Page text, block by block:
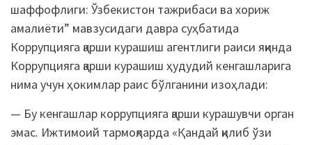
шаффофлиги: Ўзбекистон тажрибаси ва хориж
амалиёти” мавзусидаги давра суҳбатида
Коррупцияга қарши курашиш агентлиги раиси яқинда
Коррупцияга қарши курашиш ҳудудий кенгашларига
нима учун ҳокимлар раис бўлганини изоҳлади:
— Бу кенгашлар коррупцияга қарши курашувчи орган
эмас. Ижтимоий тармоқларда «Қандай қилиб ўзи